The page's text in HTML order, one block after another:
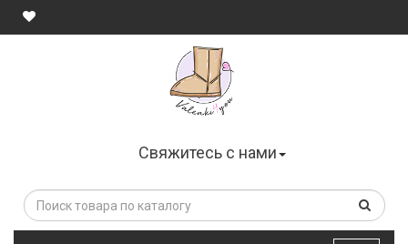
Свяжитесь с нами